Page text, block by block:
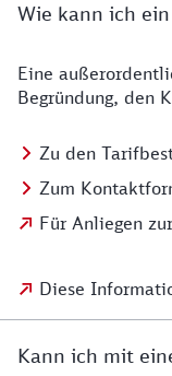
Wie kann ich
Eine
Begründung, den
Zu den
Zum
Für Anliegen
Diese
Kann ich mit